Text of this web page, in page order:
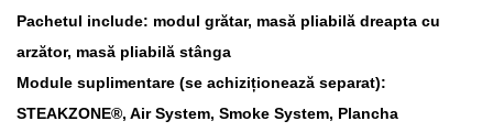
Pachetul include: modul grătar, masă pliabilă dreapta cu
arzător, masă pliabilă stânga
Module suplimentare (se achiziționează separat):
STEAKZONE®, Air System, Smoke System, Plancha